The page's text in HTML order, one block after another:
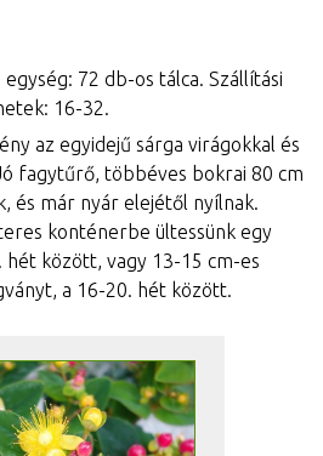
72 db-os tálca. Szállítási
16-32.
az egyidejű sárga virágokkal és
fagytűrő, többéves bokrai 80 cm
és már nyár elejétől nyílnak.
konténerbe ültessünk egy
hét között, vagy 13-15 cm-es
a 16-20. hét között.